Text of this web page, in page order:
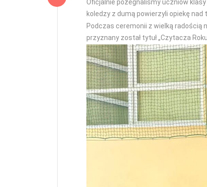
Oficjalnie pożegnaliśmy uczniów
koledzy z dumą powierzyli opiekę
Podczas ceremonii z wielką radością
przyznany został tytuł „Czytacza